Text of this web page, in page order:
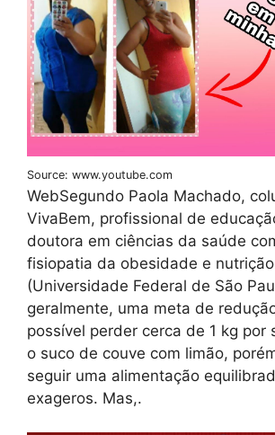
Source: www.youtube.com
WebSegundo Paola Machado,
VivaBem, profissional de
doutora em ciências da saúde
fisiopatia da obesidade e
(Universidade Federal de São
geralmente, uma meta de
possível perder cerca de 1 kg por
o suco de couve com limão,
seguir uma alimentação
exageros. Mas,.